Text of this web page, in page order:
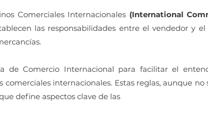
Comerciales Internacionales (International
las responsabilidades entre el vendedor y
de Comercio Internacional para facilitar el
internacionales. Estas reglas, aunque
define aspectos clave de las